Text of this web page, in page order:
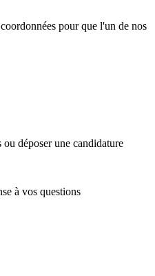
pour que l'un de nos
déposer une candidature
à vos questions